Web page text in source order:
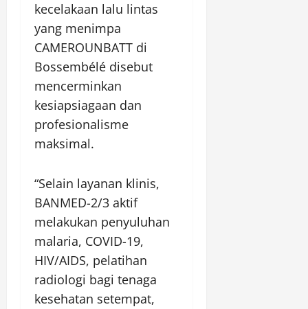
kecelakaan lalu lintas
yang menimpa
CAMEROUNBATT di
Bossembélé disebut
mencerminkan
kesiapsiagaan dan
profesionalisme
maksimal.
“Selain layanan klinis,
BANMED-2/3 aktif
melakukan penyuluhan
malaria, COVID-19,
HIV/AIDS, pelatihan
radiologi bagi tenaga
kesehatan setempat,